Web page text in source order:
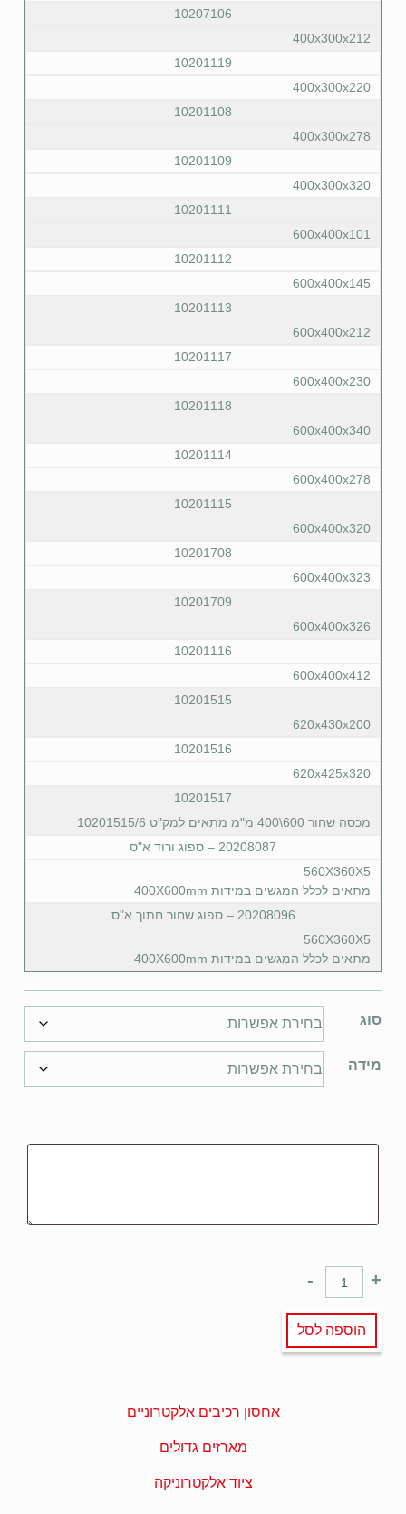
10207106
400x300x212
10201119
400x300x220
10201108
400x300x278
10201109
400x300x320
10201111
600x400x101
10201112
600x400x145
10201113
600x400x212
10201117
600x400x230
10201118
600x400x340
10201114
600x400x278
10201115
600x400x320
10201708
600x400x323
10201709
600x400x326
10201116
600x400x412
10201515
620x430x200
10201516
620x425x320
10201517
מכסה שחור 600\400 מ"מ מתאים למק"ט 10201515/6
20208087 – ספוג ורוד א"ס
560X360X5
מתאים לכלל המגשים במידות 400X600mm
20208096 – ספוג שחור חתוך א"ס
560X360X5
מתאים לכלל המגשים במידות 400X600mm
סוג
מידה
+
-
הוספה לסל
אחסון רכיבים אלקטרוניים
מארזים גדולים
ציוד אלקטרוניקה